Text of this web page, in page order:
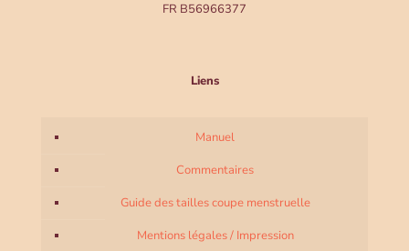
FR B56966377
Liens
Manuel
Commentaires
Guide des tailles coupe menstruelle
Mentions légales / Impression